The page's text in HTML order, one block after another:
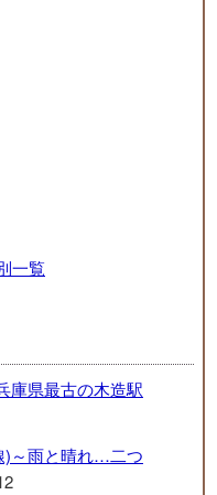
一覧
庫県最古の木造駅
)～雨と晴れ…二つ